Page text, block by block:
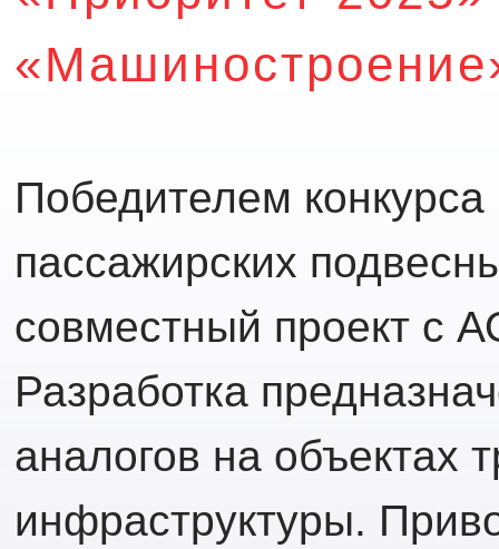
Победителем
пассажирских
совместный проект с
Разработка
аналогов на объектах
инфраструктуры.